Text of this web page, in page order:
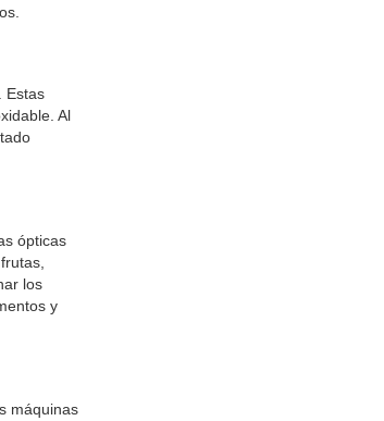
Estas
Al
ópticas
los
y
máquinas